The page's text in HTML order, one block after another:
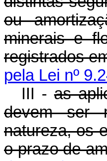
ou
minerais e
registrados
pela Lei nº
III -as
devem ser
natureza, os
o prazo de